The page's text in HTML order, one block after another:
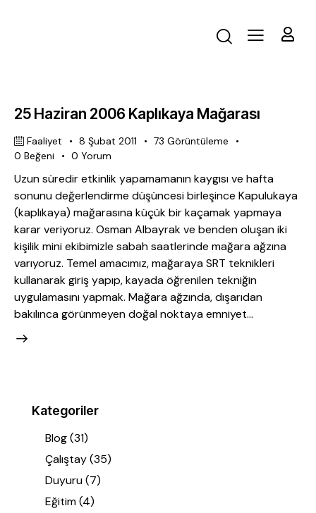
25 Haziran 2006 Kaplıkaya Mağarası
Faaliyet 8 Şubat 2011 73 Görüntüleme
0 Beğeni 0 Yorum
Uzun süredir etkinlik yapamamanın kaygısı ve hafta
sonunu değerlendirme düşüncesi birleşince Kapulukaya
(kaplıkaya) mağarasına küçük bir kaçamak yapmaya
karar veriyoruz. Osman Albayrak ve benden oluşan iki
kişilik mini ekibimizle sabah saatlerinde mağara ağzına
varıyoruz. Temel amacımız, mağaraya SRT teknikleri
kullanarak giriş yapıp, kayada öğrenilen tekniğin
uygulamasını yapmak. Mağara ağzında, dışarıdan
bakılınca görünmeyen doğal noktaya emniyet…
Kategoriler
Blog(31)
Çalıştay(35)
Duyuru(7)
Eğitim(4)